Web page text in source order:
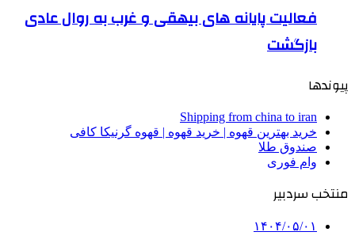
فعالیت پایانه های بیهقی و غرب به روال عادی
بازگشت
پیوندها
Shipping from china to iran
خرید بهترین قهوه | خرید قهوه | قهوه گرنیکا کافی
صندوق طلا
وام فوری
منتخب سردبیر
۱۴۰۴/۰۵/۰۱